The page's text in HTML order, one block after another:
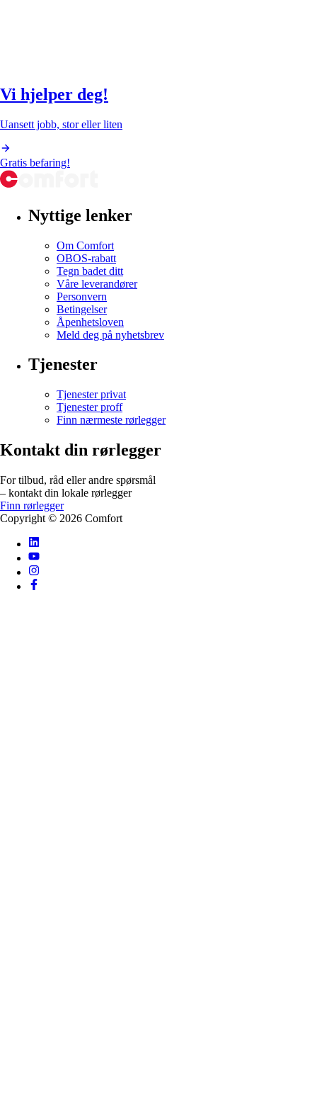
Vi hjelper deg!
Uansett jobb, stor eller liten
Gratis befaring!
Nyttige lenker
Om Comfort
OBOS-rabatt
Tegn badet ditt
Våre leverandører
Personvern
Betingelser
Åpenhetsloven
Meld deg på nyhetsbrev
Tjenester
Tjenester privat
Tjenester proff
Finn nærmeste rørlegger
Kontakt din rørlegger
For tilbud, råd eller andre spørsmål
– kontakt din lokale rørlegger
Finn rørlegger
Copyright © 2026 Comfort